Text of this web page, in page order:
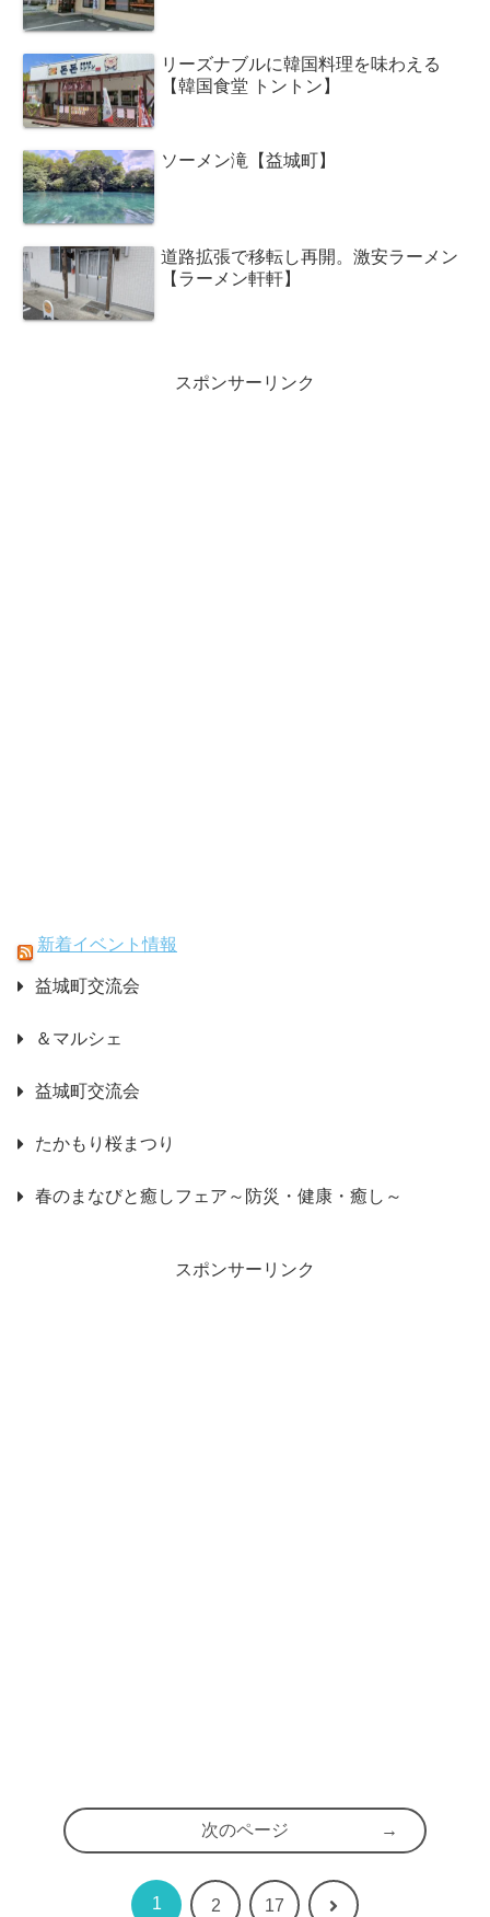
リーズナブルに韓国料理を味わえる
【韓国食堂 トントン】
ソーメン滝【益城町】
道路拡張で移転し再開。激安ラーメン
【ラーメン軒軒】
スポンサーリンク
新着イベント情報
益城町交流会
＆マルシェ
益城町交流会
たかもり桜まつり
春のまなびと癒しフェア～防災・健康・癒し～
スポンサーリンク
次のページ
1 2 17 次